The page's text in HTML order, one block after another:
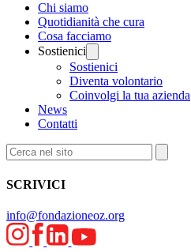
Chi siamo
Quotidianità che cura
Cosa facciamo
Sostienici
Sostienici
Diventa volontario
Coinvolgi la tua azienda
News
Contatti
SCRIVICI
info@fondazioneoz.org